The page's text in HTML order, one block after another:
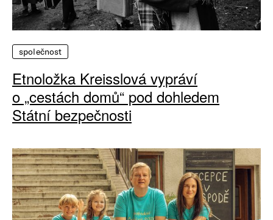
společnost
Etnoložka Kreisslová vypráví
o „cestách domů“ pod dohledem
Státní bezpečnosti